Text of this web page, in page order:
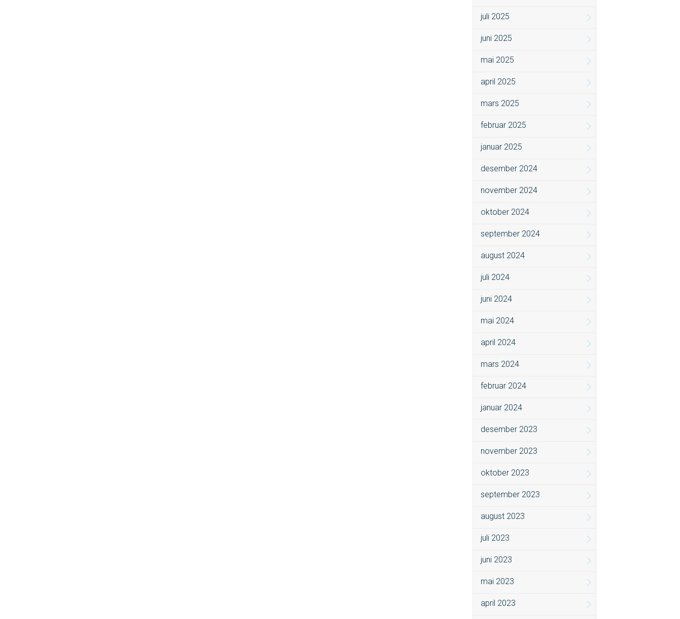
juli 2025
juni 2025
mai 2025
april 2025
mars 2025
februar 2025
januar 2025
desember 2024
november 2024
oktober 2024
september 2024
august 2024
juli 2024
juni 2024
mai 2024
april 2024
mars 2024
februar 2024
januar 2024
desember 2023
november 2023
oktober 2023
september 2023
august 2023
juli 2023
juni 2023
mai 2023
april 2023